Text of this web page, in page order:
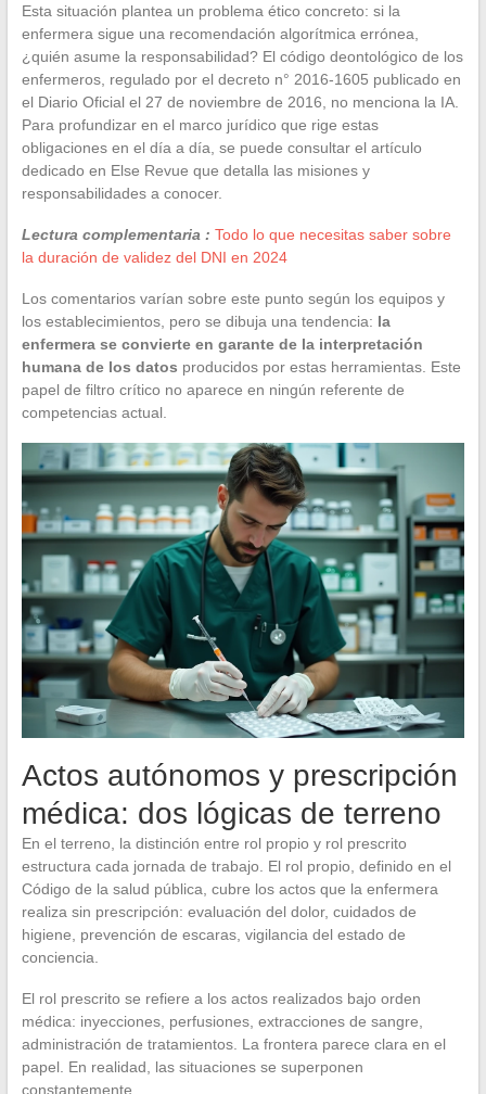
Esta situación plantea un problema ético concreto: si la
enfermera sigue una recomendación algorítmica errónea,
¿quién asume la responsabilidad? El código deontológico de los
enfermeros, regulado por el decreto n° 2016-1605 publicado en
el Diario Oficial el 27 de noviembre de 2016, no menciona la IA.
Para profundizar en el marco jurídico que rige estas
obligaciones en el día a día, se puede consultar el artículo
dedicado en Else Revue que detalla las misiones y
responsabilidades a conocer.
Lectura complementaria : Todo lo que necesitas saber sobre
la duración de validez del DNI en 2024
Los comentarios varían sobre este punto según los equipos y
los establecimientos, pero se dibuja una tendencia: la
enfermera se convierte en garante de la interpretación
humana de los datos producidos por estas herramientas. Este
papel de filtro crítico no aparece en ningún referente de
competencias actual.
Actos autónomos y prescripción
médica: dos lógicas de terreno
En el terreno, la distinción entre rol propio y rol prescrito
estructura cada jornada de trabajo. El rol propio, definido en el
Código de la salud pública, cubre los actos que la enfermera
realiza sin prescripción: evaluación del dolor, cuidados de
higiene, prevención de escaras, vigilancia del estado de
conciencia.
El rol prescrito se refiere a los actos realizados bajo orden
médica: inyecciones, perfusiones, extracciones de sangre,
administración de tratamientos. La frontera parece clara en el
papel. En realidad, las situaciones se superponen
constantemente.